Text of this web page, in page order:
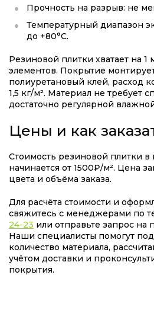
Прочность на разрыв: не
Температурный диапазон
до +80°С.
Резиновой плитки хватает на 1
элементов. Покрытие
полиуретановый клей, расход
1,5 кг/м². Материал не требует
достаточно регулярной
Цены и как
Стоимость резиновой плитки
начинается от 1500₽/м². Цена
цвета и объёма заказа.
Для расчёта стоимости и
свяжитесь с менеджерами по
24-23 или отправьте запрос на
Наши специалисты помогут
количество материала,
учётом доставки и
покрытия.